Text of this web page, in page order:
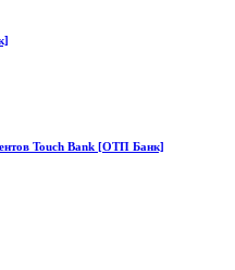
Touch Bank [ОТП Банк]